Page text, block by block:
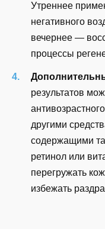
Утреннее
негативного
вечернее —
процессы
результатов
другими
содержащими
ретинол или
перегружать
избежать